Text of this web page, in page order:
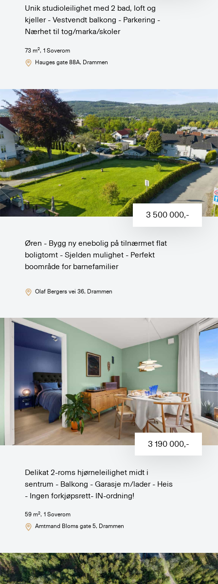
Unik studioleilighet med 2 bad, loft og
kjeller - Vestvendt balkong - Parkering -
Nærhet til tog/marka/skoler
73 m2, 1 Soverom
Hauges gate 88A, Drammen
3 500 000,-
Øren - Bygg ny enebolig på tilnærmet flat
boligtomt - Sjelden mulighet - Perfekt
boområde for barnefamilier
Olaf Bergers vei 36, Drammen
3 190 000,-
Delikat 2-roms hjørneleilighet midt i
sentrum - Balkong - Garasje m/lader - Heis
- Ingen forkjøpsrett- IN-ordning!
59 m2, 1 Soverom
Amtmand Bloms gate 5, Drammen